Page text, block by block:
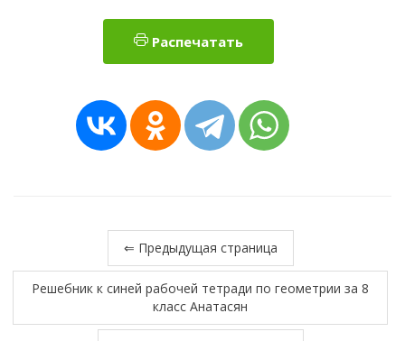
Распечатать
⇐ Предыдущая страница
Решебник к синей рабочей тетради по геометрии за 8
класс Анатасян